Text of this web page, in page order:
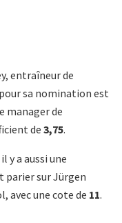
entraîneur de
sa nomination est
manager de
de 3,75.
y a aussi une
parier sur Jürgen
avec une cote de 11.